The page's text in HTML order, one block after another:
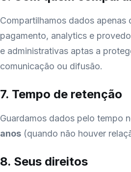
Compartilhamos dados
pagamento, analytics e
e administrativas aptas a
comunicação ou difusão.
7. Tempo de retenção
Guardamos dados pelo tempo
anos (quando não houver
8. Seus direitos